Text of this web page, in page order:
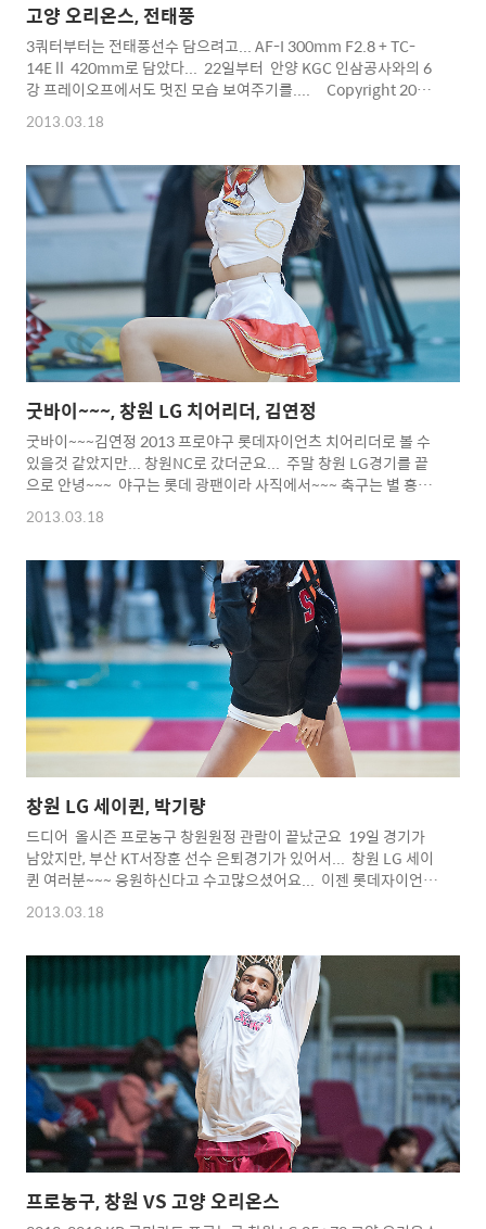
고양 오리온스, 전태풍
3쿼터부터는 전태풍선수 담으려고... AF-I 300mm F2.8 + TC-
14E ll 420mm로 담았다... 22일부터 안양 KGC 인삼공사와의 6
강 프레이오프에서도 멋진 모습 보여주기를.... Copyright 2012.
toodur2 All pictures cannot be copied without
permission. Copyright 2012. toodur2 All pictures
2013.03.18
굿바이~~~, 창원 LG 치어리더, 김연정
굿바이~~~김연정 2013 프로야구 롯데자이언츠 치어리더로 볼 수
있을것 같았지만... 창원NC로 갔더군요... 주말 창원 LG경기를 끝
으로 안녕~~~ 야구는 롯데 광팬이라 사직에서~~~ 축구는 별 흥미
가 없고... 아마도 내년 창원 LG 농구단 치어리더로 있으면 그때에
볼 수 있겠군요.... 이번 시즌 농구장에서 응원하시느라 수고 많으
에서 멋진 응원해주세요... 참...롯데랑 할때는 살짝만...ㅋㅋㅋ
ㅋ Copyright 2012. toodur2 All pictures cannot be copied
without permission. Copyright 2012. toodur2 All
pic..
2013.03.18
창원 LG 세이퀸, 박기량
드디어 올시즌 프로농구 창원원정 관람이 끝났군요 19일 경기가
남았지만, 부산 KT서장훈 선수 은퇴경기가 있어서... 창원 LG 세이
퀸 여러분~~~ 응원하신다고 수고많으셨어요... 이젠 롯데자이언
츠 롯데여신으로 볼 수 있겠군요... 몇번 갈지 모르겠지만... 야구장
에선 야구경기 찍느라 얼굴을 볼 수 있을지 모르겠다는...ㅋ ㅡ.
~~~^^ Copyright 2012. toodur2 All pictures cannot be
copied without
permission. Copyright 2012.
toodur2 All pictures cann..
2013.03.18
프로농구, 창원 VS 고양 오리온스